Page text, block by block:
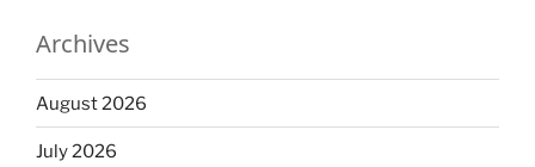
Archives
August 2026
July 2026